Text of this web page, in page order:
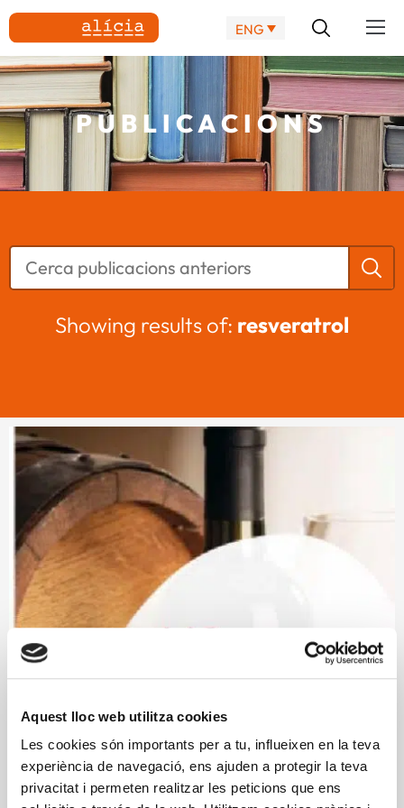
Aquest lloc web utilitza cookies
Les cookies són importants per a tu, influeixen en la teva
experiència de navegació, ens ajuden a protegir la teva
privacitat i permeten realitzar les peticions que ens
ENG
PUBLICACIONS
Showing results of: resveratrol